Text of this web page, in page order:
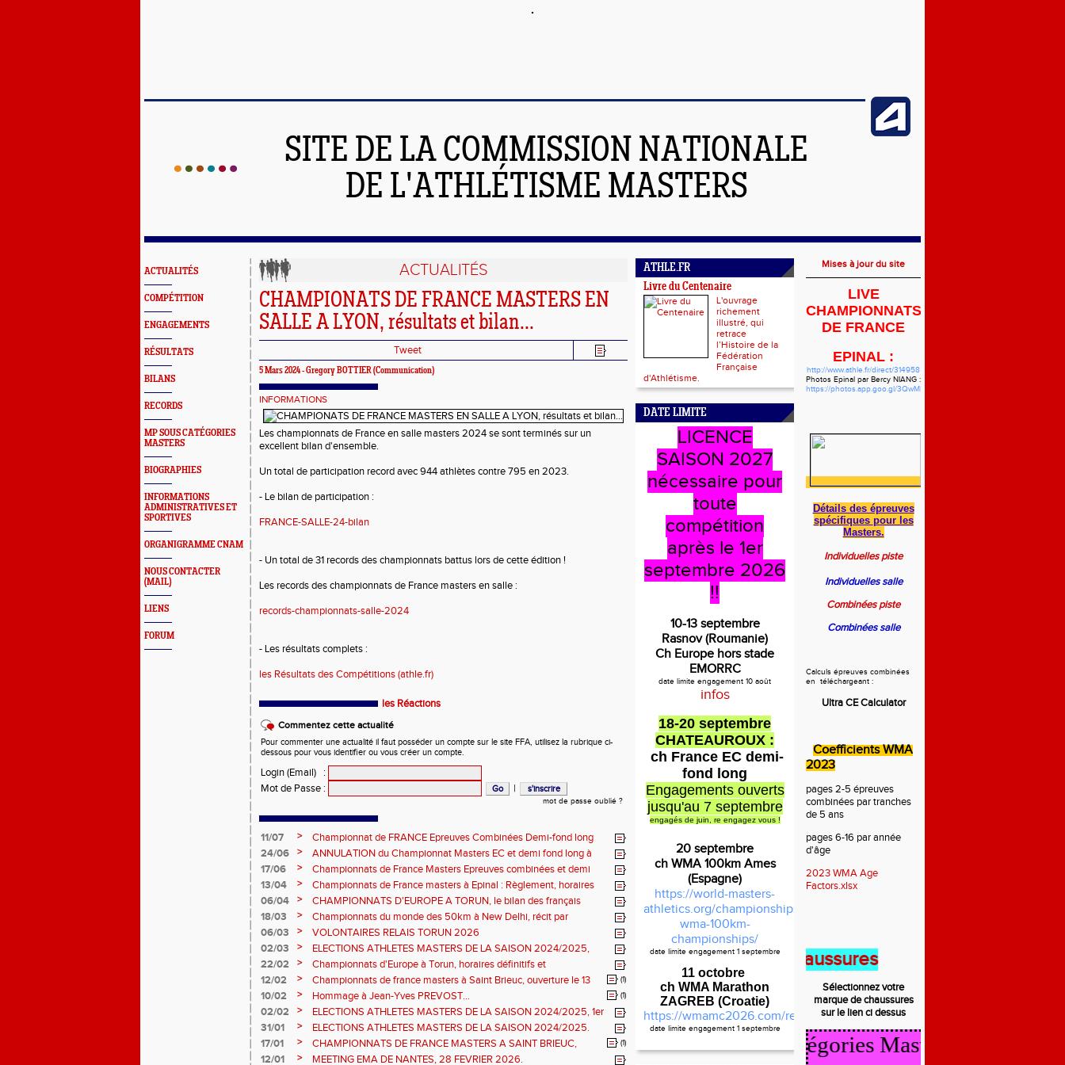
SITE DE LA COMMISSION NATIONALE
DE L'ATHLÉTISME MASTERS
ACTUALITÉS
COMPÉTITION
ENGAGEMENTS
RÉSULTATS
BILANS
RECORDS
MP SOUS CATÉGORIES
MASTERS
BIOGRAPHIES
INFORMATIONS
ADMINISTRATIVES ET
SPORTIVES
ORGANIGRAMME CNAM
NOUS CONTACTER
(MAIL)
LIENS
FORUM
ACTUALITÉS
CHAMPIONATS DE FRANCE MASTERS EN
SALLE A LYON, résultats et bilan...
Tweet
5 Mars 2024 -Gregory BOTTIER(Communication)
INFORMATIONS
Les championnats de France en salle masters 2024 se sont terminés sur un
excellent bilan d'ensemble.
Un total de participation record avec 944 athlètes contre 795 en 2023.
- Le bilan de participation :
FRANCE-SALLE-24-bilan
- Un total de 31 records des championnats battus lors de cette édition !
Les records des championnats de France masters en salle :
records-championnats-salle-2024
- Les résultats complets :
les Résultats des Compétitions (athle.fr)
les Réactions
Commentez cette actualité
Pour commenter une actualité il faut posséder un compte sur le site FFA, utilisez la rubrique ci-
dessous pour vous identifier ou vous créer un compte.
Login (Email)
:
Mot de Passe : |
mot de passe oublié ?
11/07 >
Championnat de FRANCE Epreuves Combinées Demi-fond long
et Marche CHATEAUROUX
24/06 >
ANNULATION du Championnat Masters EC et demi fond long à
Châteauroux les 27-28 juin
17/06 >
Championnats de France Masters Epreuves combinées et demi
fond long
13/04 >
Championnats de France masters à Epinal : Règlement, horaires
prévisionnels, montée de barres et minimas médailles
06/04 >
CHAMPIONNATS D'EUROPE A TORUN, le bilan des français
18/03
>
Championnats du monde des 50km à New Delhi, récit par
Sébastien DOUMENC.
06/03 >
VOLONTAIRES RELAIS TORUN 2026
02/03
>
ELECTIONS ATHLETES MASTERS DE LA SAISON 2024/2025,
2ème vote : athlètes hommes.
22/02 >
Championnats d'Europe à Torun, horaires définitifs et
informations...
12/02 >
Championnats de france masters à Saint Brieuc, ouverture le 13
février 2026.
(1)
10/02 > Hommage à Jean-Yves PREVOST... (1)
02/02 >
ELECTIONS ATHLETES MASTERS DE LA SAISON 2024/2025, 1er
vote : athlètes femmes.
31/01 >
ELECTIONS ATHLETES MASTERS DE LA SAISON 2024/2025.
17/01
>
CHAMPIONNATS DE FRANCE MASTERS A SAINT BRIEUC,
informations sur les inscriptions et report de la date limite.
(1)
12/01 >
MEETING EMA DE NANTES, 28 FEVRIER 2026.
ATHLE.FR
Livre du Centenaire
L'ouvrage
richement
illustré, qui
retrace
l’Histoire de la
Fédération
Française
d'Athlétisme.
DATE LIMITE
LICENCE
SAISON 2027
nécessaire pour
toute
compétition
après le 1er
septembre 2026
!!
10-13 septembre
Rasnov (Roumanie)
Ch Europe hors stade
EMORRC
date limite engagement 10 août
infos
18-20 septembre
CHATEAUROUX :
ch France EC demi-
fond long
Engagements ouverts
jusqu'au 7 septembre
engagés de juin, re engagez vous !
20 septembre
ch WMA 100km Ames
(Espagne)
https://world-masters-
athletics.org/championships/2026-
wma-100km-
championships/
date limite engagement 1 septembre
11 octobre
ch WMA Marathon
ZAGREB (Croatie)
https://wmamc2026.com/register.html
date limite engagement 1 septembre
Mises à jour du site
LIVE
CHAMPIONNATS
DE FRANCE
EPINAL :
http://www.athle.fr/direct/314958
Photos Epinal par Bercy NIANG :
https://photos.app.goo.gl/3QwMbzgWHVdYf5pw7
Détails des épreuves
spécifiques pour les
Masters.
Individuelles piste
Individuelles salle
Combinées piste
Combinées salle
Calculs épreuves combinées
en téléchargeant :
Ultra CE Calculator
Coefficients WMA
2023
pages 2-5 épreuves
combinées par tranches
de 5 ans
pages 6-16 par année
d'âge
2023 WMA Age
Factors.xlsx
Règlement des chaussures
Sélectionnez votre
marque de chaussures
sur le lien ci dessus
Calcul Catégories Masters 2025/2026